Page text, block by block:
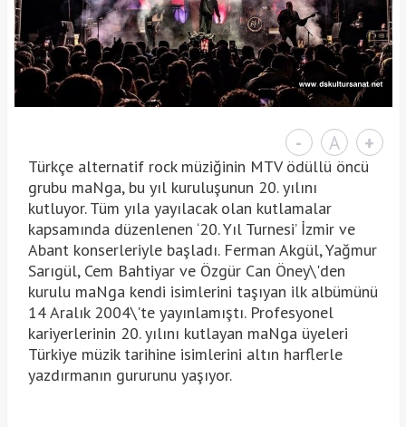
- A +
Türkçe alternatif rock müziğinin MTV ödüllü öncü
grubu maNga, bu yıl kuruluşunun 20. yılını
kutluyor. Tüm yıla yayılacak olan kutlamalar
kapsamında düzenlenen ‘20. Yıl Turnesi’ İzmir ve
Abant konserleriyle başladı. Ferman Akgül, Yağmur
Sarıgül, Cem Bahtiyar ve Özgür Can Öney\'den
kurulu maNga kendi isimlerini taşıyan ilk albümünü
14 Aralık 2004\'te yayınlamıştı. Profesyonel
kariyerlerinin 20. yılını kutlayan maNga üyeleri
Türkiye müzik tarihine isimlerini altın harflerle
yazdırmanın gururunu yaşıyor.